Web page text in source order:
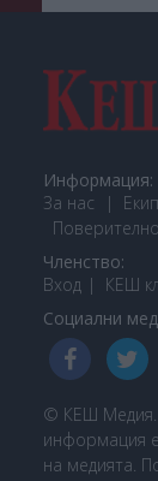
Информация:
За нас
Екип
Членство:
Вход
КЕШ
Социални
© КЕШ Медия.
информация
на медията.